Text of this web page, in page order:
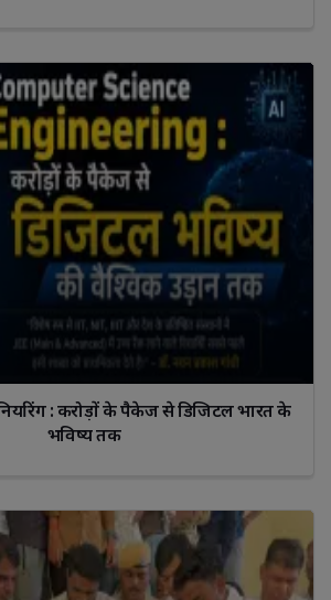
: करोड़ों के पैकेज से डिजिटल भारत के
भविष्य तक